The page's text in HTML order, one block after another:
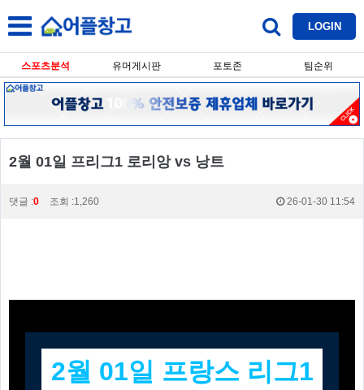
LOGIN
스포츠분석 유머게시판 포토존 팀순위
2월 01일 프리그1 로리앙 vs 낭트
댓글 :0 조회 :1,260 26-01-30 11:54
2월 01일 프랑스 리그1